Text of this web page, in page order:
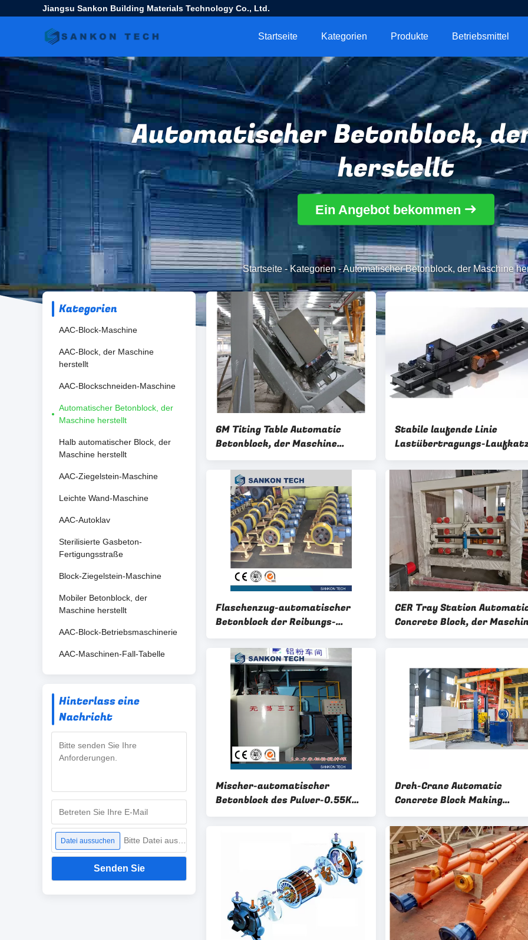
Jiangsu Sankon Building Materials Technology Co., Ltd.
Startseite Kategorien Produkte Betriebsmittel
Automatischer Betonblock,
herstellt
Ein Angebot bekommen
Startseite - Kategorien-Automatischer Betonblock, der Maschine
Kategorien
AAC-Block-Maschine
AAC-Block, der Maschine
herstellt
AAC-Blockschneiden-Maschine
Automatischer Betonblock, der
Maschine herstellt
Halb automatischer Block, der
Maschine herstellt
AAC-Ziegelstein-Maschine
Leichte Wand-Maschine
AAC-Autoklav
Sterilisierte Gasbeton-
Fertigungsstraße
Block-Ziegelstein-Maschine
Mobiler Betonblock, der
Maschine herstellt
AAC-Block-Betriebsmaschinerie
AAC-Maschinen-Fall-Tabelle
Hinterlass eine
Nachricht
Datei aussuchen
Senden Sie
6M Titing Table Automatic
Betonblock, der Maschine
herstellt
Stabile laufende Linie
Lastübertragungs-
L6000mm AAC
Flaschenzug-automatischer
Betonblock der Reibungs-
180kg, der Maschine herstellt
CER Tray Station
Concrete Block, der
herstellt
Mischer-automatischer
Betonblock des Pulver-0.55KW,
der Maschine herstellt
Dreh-Crane Automatic
Concrete Block Making
Maschine SGS